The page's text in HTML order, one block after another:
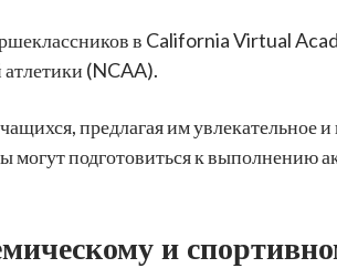
в California Virtual
атлетики (NCAA).
предлагая им увлекательное
подготовиться к выполнению
и